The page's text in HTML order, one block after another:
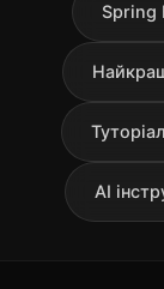
Spring
AI